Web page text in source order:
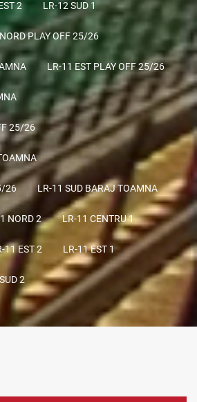
2 LR-12 SUD 1
PLAY OFF 25/26
LR-11 EST PLAY OFF 25/26
25/26
26 LR-11 SUD BARAJ TOAMNA
NORD 2 LR-11 CENTRU 1
11 EST 2 LR-11 EST 1
2